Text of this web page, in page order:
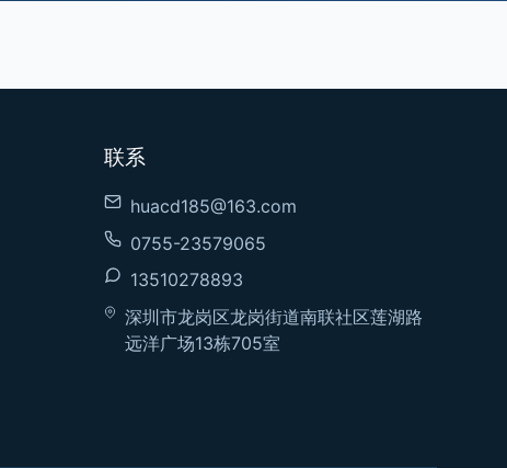
联系
huacd185@163.com
0755-23579065
13510278893
深圳市龙岗区龙岗街道南联社区莲湖路
远洋广场13栋705室